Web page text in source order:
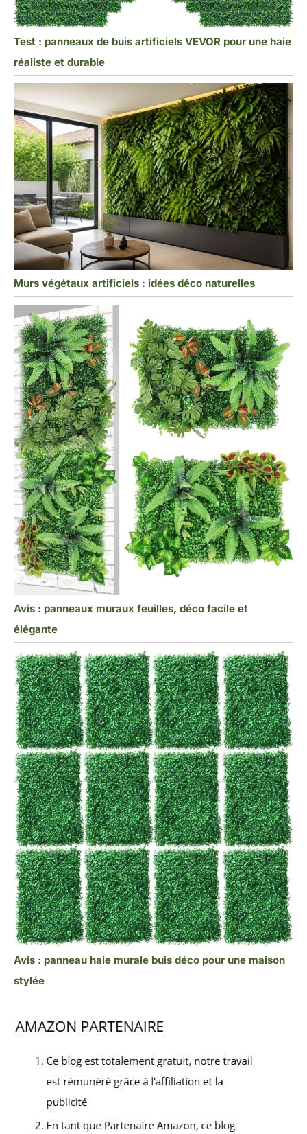
Test : panneaux de buis artificiels VEVOR pour une haie
réaliste et durable
Murs végétaux artificiels : idées déco naturelles
Avis : panneaux muraux feuilles, déco facile et
élégante
Avis : panneau haie murale buis déco pour une maison
stylée